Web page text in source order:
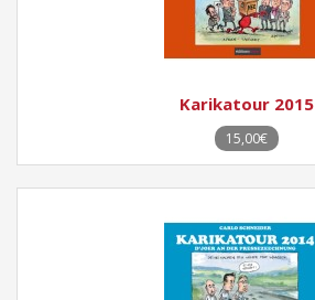
Karikatour 2015
15,00€